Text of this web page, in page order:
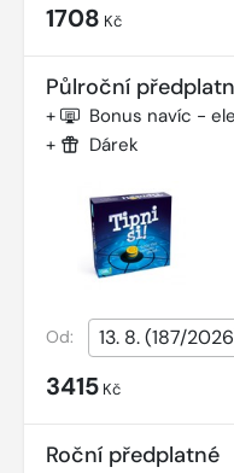
1708 Kč
Půlroční
+ Bonus navíc -
+ Dárek
Od:
3415 Kč
Roční předplatné